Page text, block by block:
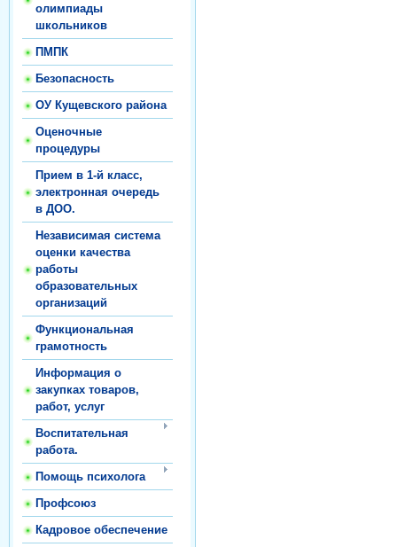
олимпиады
школьников
ПМПК
Безопасность
ОУ Кущевского района
Оценочные
процедуры
Прием в 1-й класс,
электронная очередь
в ДОО.
Независимая система
оценки качества
работы
образовательных
организаций
Функциональная
грамотность
Информация о
закупках товаров,
работ, услуг
Воспитательная
работа.
Помощь психолога
Профсоюз
Кадровое обеспечение